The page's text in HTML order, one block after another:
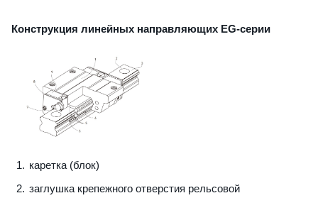
Конструкция линейных направляющих EG-серии
каретка (блок)
заглушка крепежного отверстия рельсовой